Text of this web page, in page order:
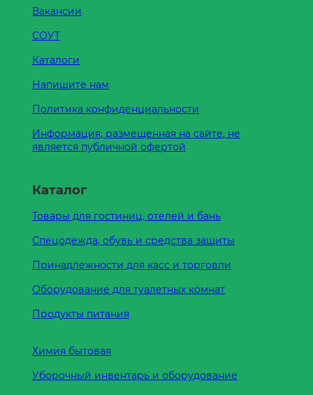
Вакансии
СОУТ
Каталоги
Напишите нам
Политика конфиденциальности
Информация, размещенная на сайте, не
является публичной офертой
Каталог
Товары для гостиниц, отелей и бань
Спецодежда, обувь и средства защиты
Принадлежности для касс и торговли
Оборудование для туалетных комнат
Продукты питания
Химия бытовая
Уборочный инвентарь и оборудование